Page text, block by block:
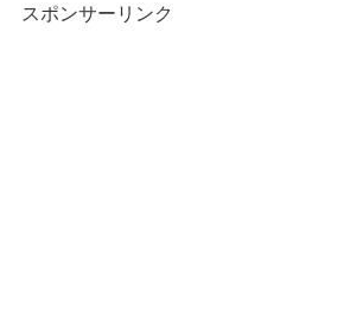
スポンサーリンク